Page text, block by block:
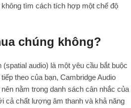
tìm cách tích hợp một chế độ
chúng không?
(spatial audio) là một yêu cầu bắt buộc
theo của bạn, Cambridge Audio
nằm trong danh sách cân nhắc của
cả chất lượng âm thanh và khả năng